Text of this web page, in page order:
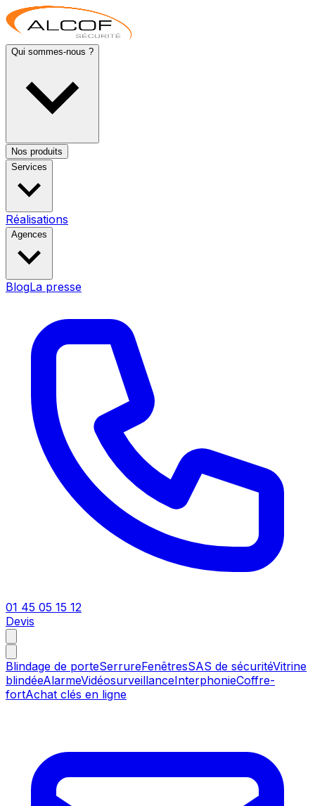
Qui sommes-nous ?
Nos produits
Services
Réalisations
Agences
BlogLa presse
01 45 05 15 12
Devis
Blindage de porteSerrureFenêtresSAS de sécuritéVitrine
blindéeAlarmeVidéosurveillanceInterphonieCoffre-
fortAchat clés en ligne